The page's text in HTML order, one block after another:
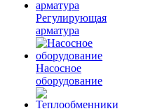
Регулирующая
арматура
Насосное
оборудование